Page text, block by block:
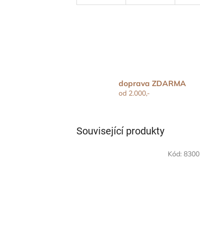
doprava ZDARMA
od 2.000,-
Související produkty
Kód:8300